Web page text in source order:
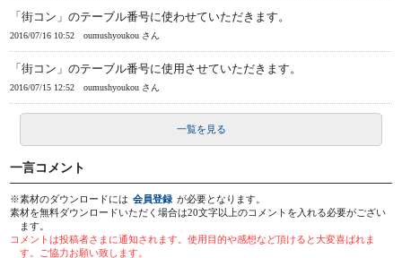
「街コン」のテーブル番号に使わせていただきます。
2016/07/16 10:52 oumushyoukou さん
「街コン」のテーブル番号に使用させていただきます。
2016/07/15 12:52 oumushyoukou さん
一覧を見る
一言コメント
※素材のダウンロードには 会員登録 が必要となります。
素材を無料ダウンロードいただく場合は20文字以上のコメントを入れる必要がござい
ます。
コメントは投稿者さまに通知されます。使用目的や感想など頂けると大変喜ばれま
す。ご協力お願い致します。